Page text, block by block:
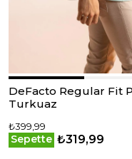
DeFacto Regular Fit
Turkuaz
₺399,99
Sepette ₺319,99